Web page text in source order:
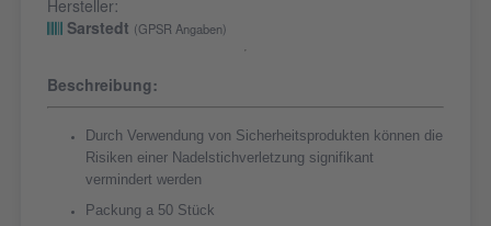
Hersteller:
Sarstedt
(GPSR Angaben)
Beschreibung:
Durch Verwendung von Sicherheitsprodukten können die
Risiken einer Nadelstichverletzung signifikant
vermindert werden
Packung a 50 Stück